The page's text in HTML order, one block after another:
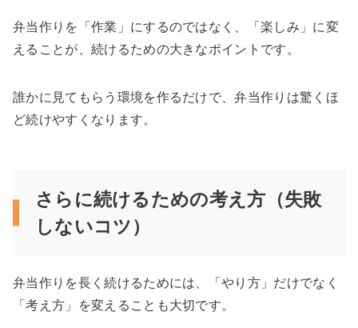
弁当作りを「作業」にするのではなく、「楽しみ」に変
えることが、続けるための大きなポイントです。
誰かに見てもらう環境を作るだけで、弁当作りは驚くほ
ど続けやすくなります。
さらに続けるための考え方（失敗
しないコツ）
弁当作りを長く続けるためには、「やり方」だけでなく
「考え方」を変えることも大切です。